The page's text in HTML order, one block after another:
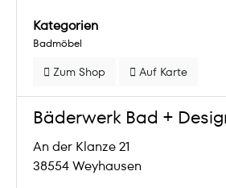
Kategorien
Badmöbel
Zum Shop Auf Karte
Bäderwerk Bad +
An der Klanze 21
38554 Weyhausen